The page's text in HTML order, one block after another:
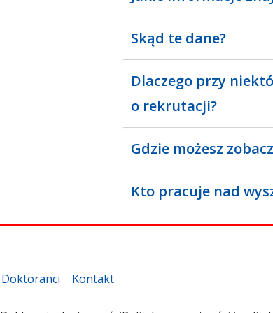
Skąd te dane?
Dlaczego przy
o rekrutacji?
Gdzie możesz
Kto pracuje nad
Doktoranci Kontakt